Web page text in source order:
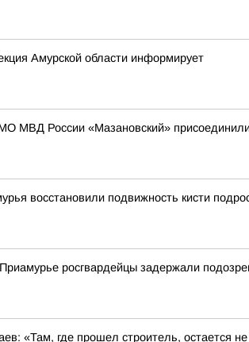
Амурской области информирует
МВД России «Мазановский»
восстановили подвижность кисти
росгвардейцы задержали
«Там, где прошел строитель, остается